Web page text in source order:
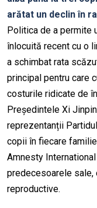
arătat un declin în
Politica de a permite
înlocuită recent cu o
a schimbat rata
principal pentru care
costurile ridicate de
Președintele Xi
reprezentanții
copii în fiecare
Amnesty
predecesoarele
reproductive.